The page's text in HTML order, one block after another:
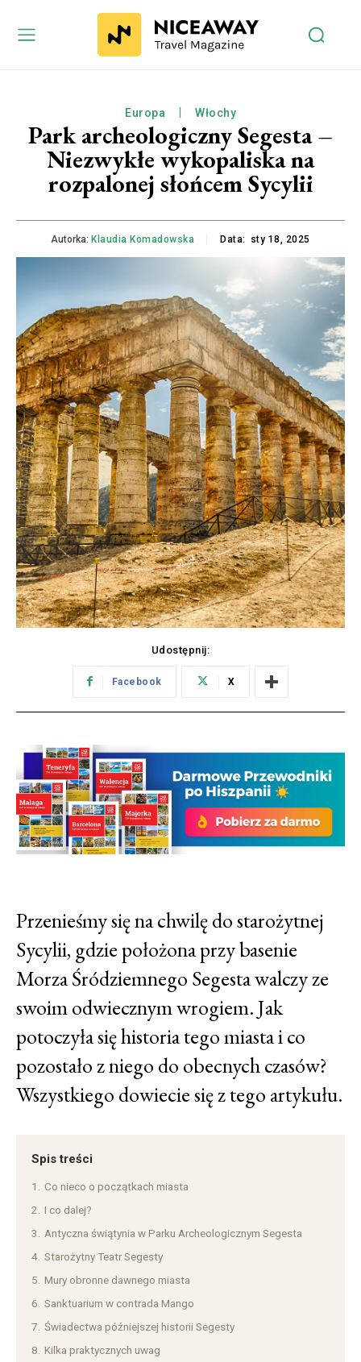
Europa Włochy
Park archeologiczny Segesta –
Niezwykłe wykopaliska na
rozpalonej słońcem Sycylii
Autorka: Klaudia Komadowska Data: sty 18, 2025
Udostępnij:
Facebook X
Przenieśmy się na chwilę do starożytnej
Sycylii, gdzie położona przy basenie
Morza Śródziemnego Segesta walczy ze
swoim odwiecznym wrogiem. Jak
potoczyła się historia tego miasta i co
pozostało z niego do obecnych czasów?
Wszystkiego dowiecie się z tego artykułu.
Spis treści
1.
Co nieco o początkach miasta
2.
I co dalej?
3.
Antyczna świątynia w Parku Archeologicznym Segesta
4. Starożytny Teatr Segesty
5. Mury obronne dawnego miasta
6. Sanktuarium w contrada Mango
7. Świadectwa późniejszej historii Segesty
8. Kilka praktycznych uwag